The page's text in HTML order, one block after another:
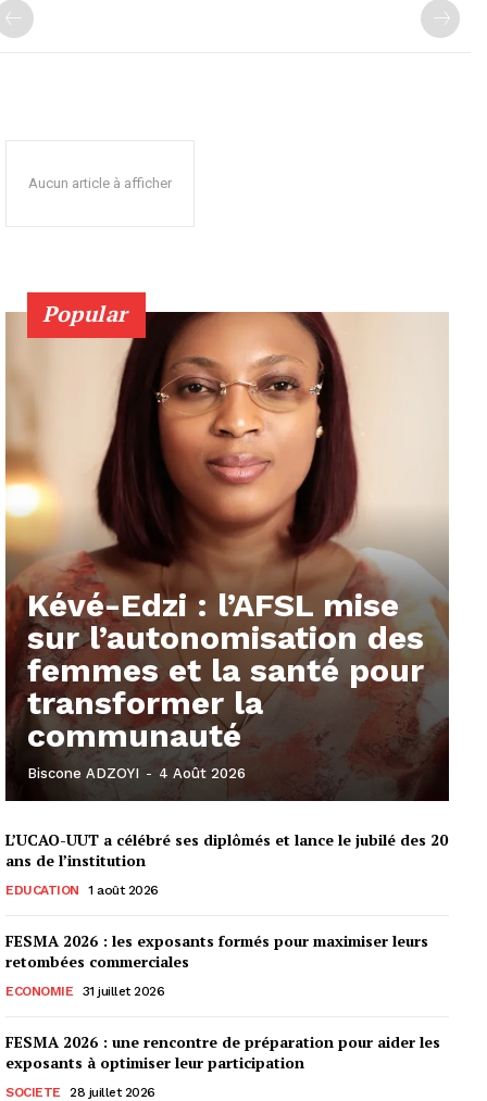
Aucun article à afficher
Popular
Kévé-Edzi : l’AFSL mise
sur l’autonomisation des
femmes et la santé pour
transformer la
communauté
Biscone ADZOYI - 4 Août 2026
L’UCAO-UUT a célébré ses diplômés et lance le jubilé des 20
ans de l’institution
EDUCATION 1 août 2026
FESMA 2026 : les exposants formés pour maximiser leurs
retombées commerciales
ECONOMIE 31 juillet 2026
FESMA 2026 : une rencontre de préparation pour aider les
exposants à optimiser leur participation
SOCIETE 28 juillet 2026